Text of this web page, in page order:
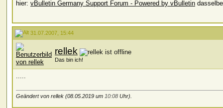
hier: vBulletin Germany Support Forum - Powered by vBulletin
31.07.2007, 15:44
rellek
Das bin ich!
.....
Geändert von rellek (08.05.2019 um 10:08 Uhr).